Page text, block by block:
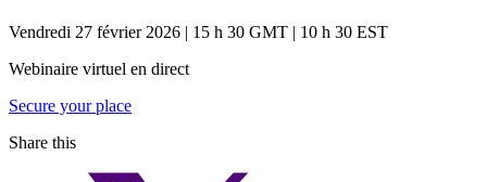
Vendredi 27 février 2026 | 15 h 30 GMT | 10 h 30 EST
Webinaire virtuel en direct
Secure your place
Share this